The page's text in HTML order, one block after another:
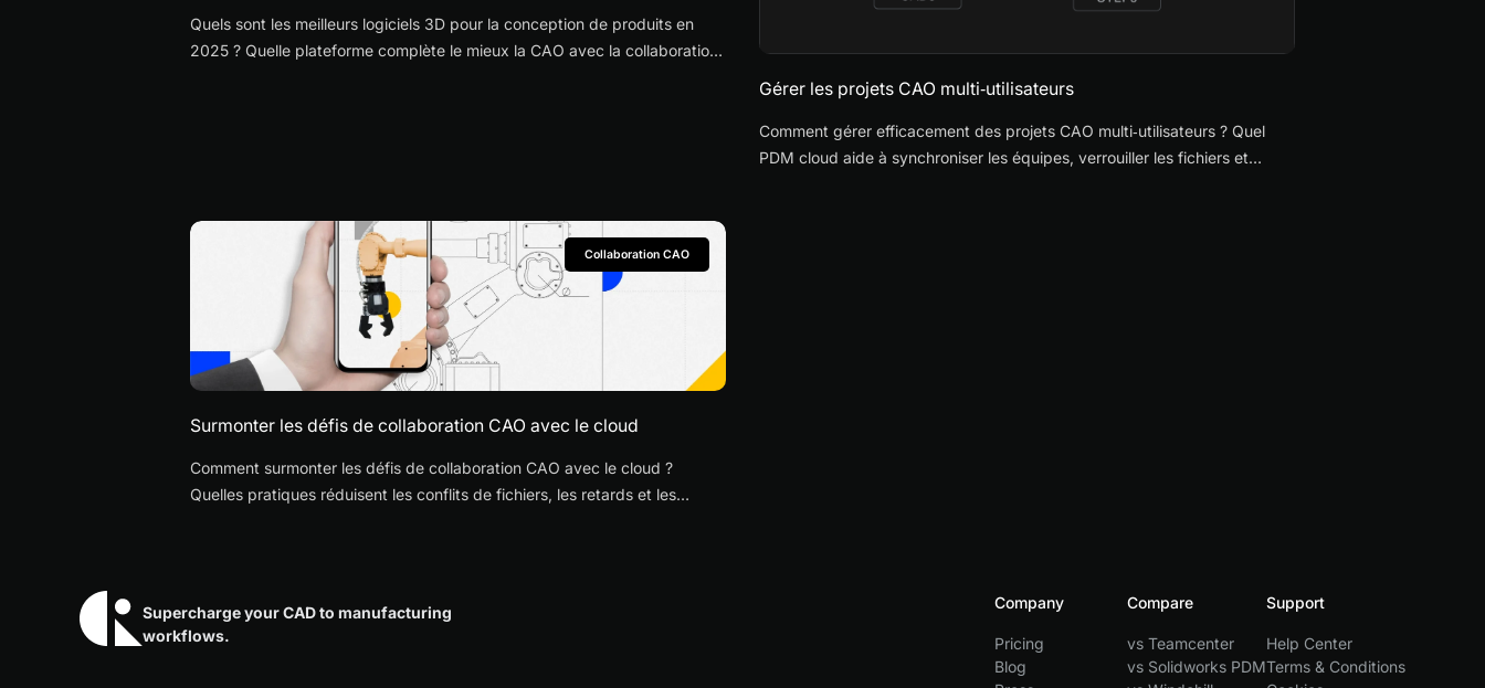
Quels sont les meilleurs logiciels 3D pour la conception de produits en
2025 ? Quelle plateforme complète le mieux la CAO avec la collaboration
Gérer les projets CAO multi‑utilisateurs
Comment gérer efficacement des projets CAO multi‑utilisateurs ? Quel
PDM cloud aide à synchroniser les équipes, verrouiller les fichiers et
Collaboration CAO
Surmonter les défis de collaboration CAO avec le cloud
Comment surmonter les défis de collaboration CAO avec le cloud ?
Quelles pratiques réduisent les conflits de fichiers, les retards et les
Supercharge your CAD to manufacturing
workflows.
Company
Pricing
Blog
Compare
vs Teamcenter
vs Solidworks PDM
Support
Help Center
Terms & Conditions